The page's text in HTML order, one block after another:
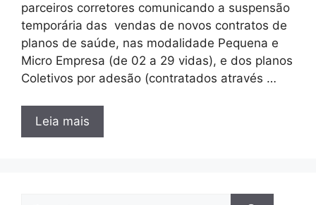
parceiros corretores comunicando a suspensão
temporária das vendas de novos contratos de
planos de saúde, nas modalidade Pequena e
Micro Empresa (de 02 a 29 vidas), e dos planos
Coletivos por adesão (contratados através …
Leia mais